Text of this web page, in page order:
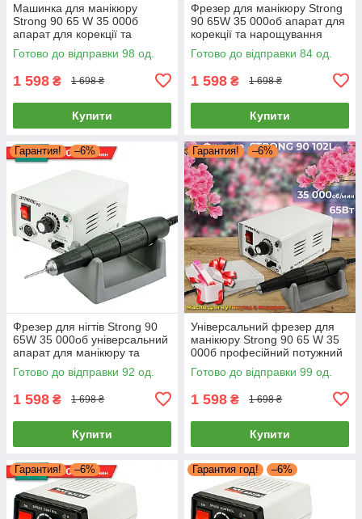
Машинка для манікюру
Strong 90 65 W 35 000б
апарат для корекції та
нарощування нігтів фрезер
зняття манікюру Стронг 90
Готово до відправки 98 од.
1 598 ₴ 1 698 ₴
Купити
Фрезер для манікюру Strong
90 65W 35 000об апарат для
корекції та нарощування
нігтів дриль для зняття лаку
Стронг 90
Готово до відправки 84 од.
1 598 ₴ 1 698 ₴
Купити
Гарантия! –6%
Фрезер для нігтів Strong 90
65W 35 000об універсальний
апарат для манікюру та
педикюру Стронг 90
Готово до відправки 92 од.
1 598 ₴ 1 698 ₴
Купити
Гарантия! –6%
Універсальний фрезер для
манікюру Strong 90 65 W 35
000б професійний потужний
апаратний манікюр Стронг
90
Готово до відправки 99 од.
1 598 ₴ 1 698 ₴
Купити
Гарантия! –6% Гарантия год! –6%